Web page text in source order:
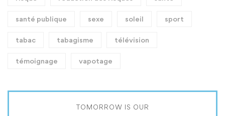
santé publique sexe soleil sport
tabac tabagisme télévision
témoignage vapotage
TOMORROW IS OUR